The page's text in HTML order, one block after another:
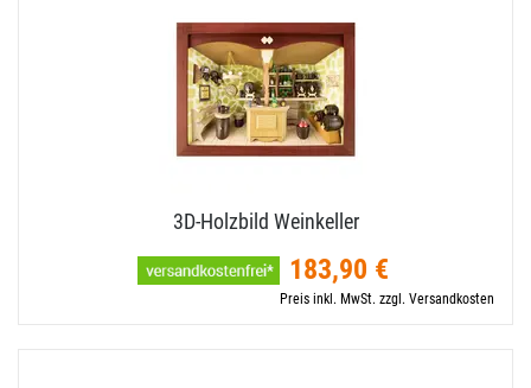
3D-​Holzbild Weinkeller
183,90 €
Preis inkl. MwSt. zzgl. Versandkosten